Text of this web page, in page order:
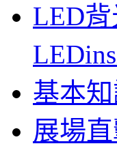
LED
基本
展場